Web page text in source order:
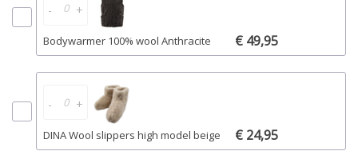
- +
Bodywarmer 100% wool Anthracite € 49,95
- +
DINA Wool slippers high model beige € 24,95